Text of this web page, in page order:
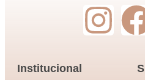
Institucional